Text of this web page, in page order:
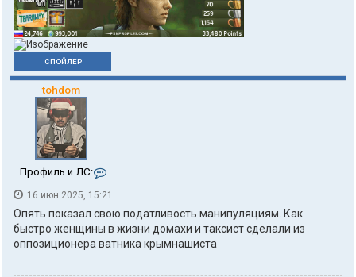
X
o
k
СПОЙЛЕР
tohdom
Профиль и ЛС:
н
т
а
к
т
16 июн 2025, 15:21
Опять показал свою податливость манипуляциям. Как
быстро женщины в жизни домахи и таксист сделали из
оппозиционера ватника крымнашиста